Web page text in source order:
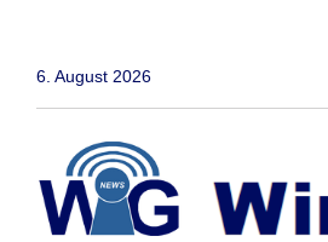
6. August 2026